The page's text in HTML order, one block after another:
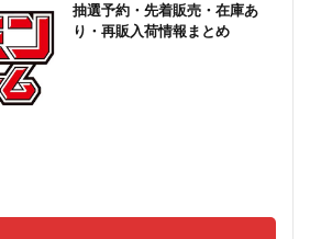
抽選予約・先着販売・在庫あ
り・再販入荷情報まとめ